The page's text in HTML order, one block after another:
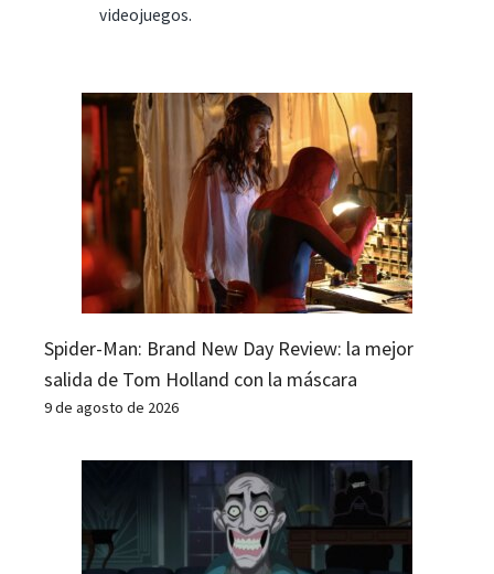
videojuegos.
Spider-Man: Brand New Day Review: la mejor
salida de Tom Holland con la máscara
9 de agosto de 2026